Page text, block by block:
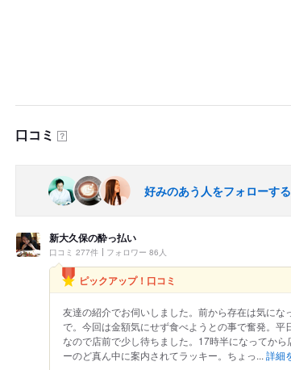
口コミ ？
好みのあう人をフォローす
新大久保の酔っ払い
口コミ 277件 フォロワー 86人
ピックアップ！口コミ
友達の紹介でお伺いしました。前から存在は気に
で。今回は金額気にせず食べようとの事で奮発。
なので店前で少し待ちました。17時半になってか
ーのど真ん中に案内されてラッキー。ちょっ... 詳細